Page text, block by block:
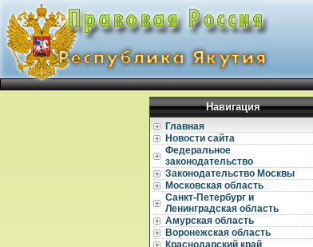
Навигация
Главная
Новости сайта
Федеральное
законодательство
Законодательство Москвы
Московская область
Санкт-Петербург и
Ленинградская область
Амурская область
Воронежская область
Краснодарский край